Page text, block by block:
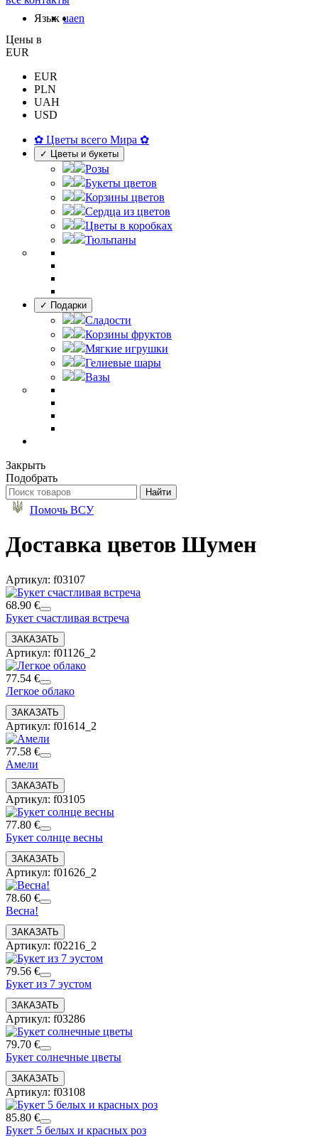
Язык uaen
Цены в
EUR
EUR
PLN
UAH
USD
✿ Цветы всего Мира ✿
✓ Цветы и букеты
Розы
Букеты цветов
Корзины цветов
Сердца из цветов
Цветы в коробках
Тюльпаны
✓ Подарки
Сладости
Корзины фруктов
Мягкие игрушки
Гелиевые шары
Вазы
Закрыть
Подобрать
Помочь ВСУ
Доставка цветов Шумен
Артикул: f03107
68.90 €
Букет счастливая встреча
Артикул: f01126_2
77.54 €
Легкое облако
Артикул: f01614_2
77.58 €
Амели
Артикул: f03105
77.80 €
Букет солнце весны
Артикул: f01626_2
78.60 €
Весна!
Артикул: f02216_2
79.56 €
Букет из 7 эустом
Артикул: f03286
79.70 €
Букет солнечные цветы
Артикул: f03108
85.80 €
Букет 5 белых и красных роз